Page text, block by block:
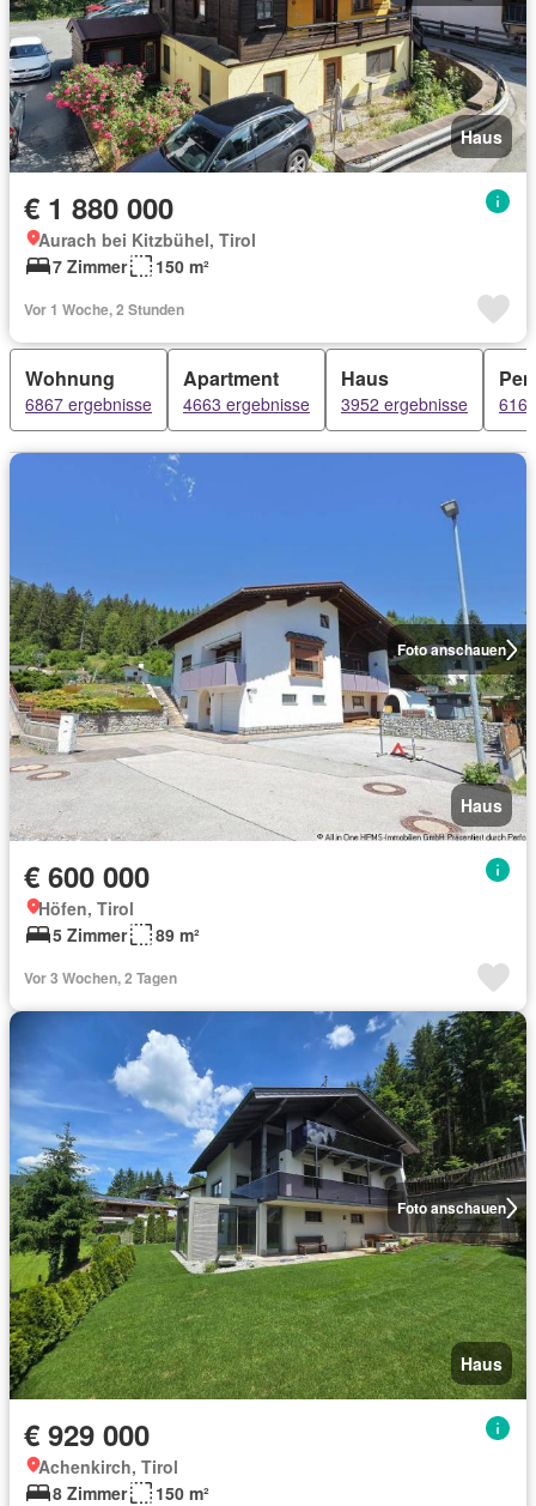
Haus
€ 1 880 000
Aurach bei Kitzbühel, Tirol
7 Zimmer
150 m²
Vor 1 Woche, 2 Stunden
Wohnung
6867 ergebnisse
Apartment
4663 ergebnisse
Haus
3952 ergebnisse 616
Foto anschauen
Haus
€ 600 000
Höfen, Tirol
5 Zimmer
89 m²
Vor 3 Wochen, 2 Tagen
Foto anschauen
Haus
€ 929 000
Achenkirch, Tirol
8 Zimmer
150 m²